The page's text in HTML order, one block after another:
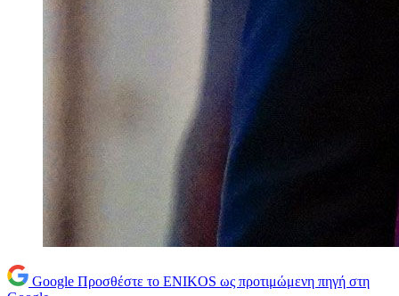
Google Προσθέστε το ENIKOS ως προτιμώμενη πηγή στη